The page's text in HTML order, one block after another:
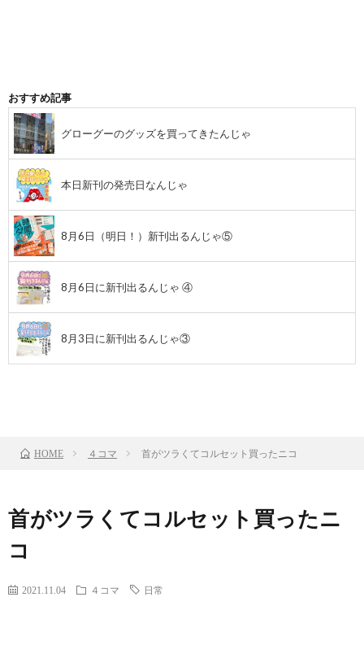
おすすめ記事
グローグーのグッズを買ってきたんじゃ
本日新刊の発売日なんじゃ
8月6日（明日！）新刊出るんじゃ⑤
8月6日に新刊出るんじゃ ④
8月3日に新刊出るんじゃ③
HOME ４コマ 首がツラくてコルセット買ったニコ
首がツラくてコルセット買ったニ
コ
2021.11.04 ４コマ 日常